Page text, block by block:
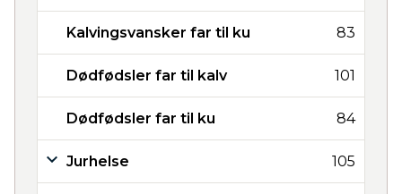
Kalvingsvansker far til ku 83
Dødfødsler far til kalv 101
Dødfødsler far til ku 84
Jurhelse 105